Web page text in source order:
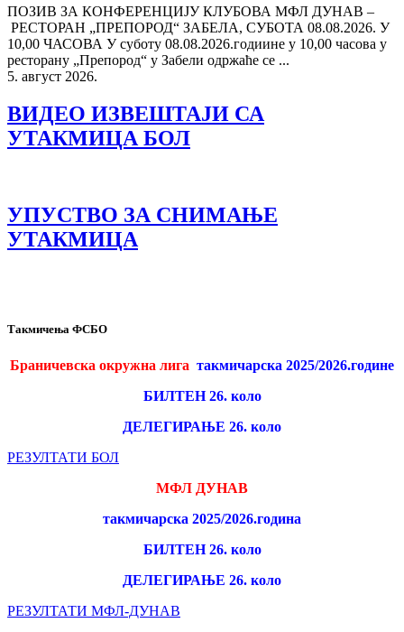
ПОЗИВ ЗА КОНФЕРЕНЦИЈУ КЛУБОВА МФЛ ДУНАВ –
РЕСТОРАН „ПРЕПОРОД“ ЗАБЕЛА, СУБОТА 08.08.2026. У
10,00 ЧАСОВА У суботу 08.08.2026.годиине у 10,00 часова у
ресторану „Препород“ у Забели одржаће се ...
5. август 2026.
ВИДЕО ИЗВЕШТАЈИ СА
УТАКМИЦА БОЛ
УПУСТВО ЗА СНИМАЊЕ
УТАКМИЦА
Такмичења ФСБО
Браничевска окружна лига такмичарска 2025/2026.године
БИЛТЕН 26. коло
ДЕЛЕГИРАЊЕ 26. коло
РЕЗУЛТАТИ БОЛ
МФЛ ДУНАВ
такмичарска 2025/2026.година
БИЛТЕН 26. коло
ДЕЛЕГИРАЊЕ 26. коло
РЕЗУЛТАТИ МФЛ-ДУНАВ